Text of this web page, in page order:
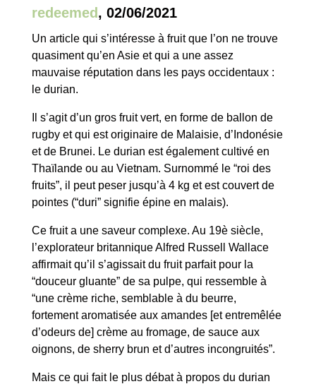
redeemed , 02/06/2021
Un article qui s’intéresse à fruit que l’on ne trouve
quasiment qu’en Asie et qui a une assez
mauvaise réputation dans les pays occidentaux :
le durian.
Il s’agit d’un gros fruit vert, en forme de ballon de
rugby et qui est originaire de Malaisie, d’Indonésie
et de Brunei. Le durian est également cultivé en
Thaïlande ou au Vietnam. Surnommé le “roi des
fruits”, il peut peser jusqu’à 4 kg et est couvert de
pointes (“duri” signifie épine en malais).
Ce fruit a une saveur complexe. Au 19è siècle,
l’explorateur britannique Alfred Russell Wallace
affirmait qu’il s’agissait du fruit parfait pour la
“douceur gluante” de sa pulpe, qui ressemble à
“une crème riche, semblable à du beurre,
fortement aromatisée aux amandes [et entremêlée
d’odeurs de] crème au fromage, de sauce aux
oignons, de sherry brun et d’autres incongruités”.
Mais ce qui fait le plus débat à propos du durian